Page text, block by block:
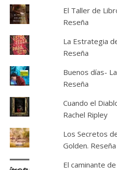
El Taller de
Reseña
La Estrategia
Reseña
Buenos días-
Reseña
Cuando el
Rachel Ripley
Los Secretos
Golden. Reseña
El caminante